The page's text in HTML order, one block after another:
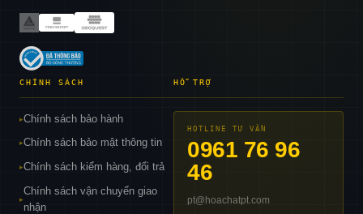
CHÍNH SÁCH
▸Chính sách bảo hành
▸Chính sách bảo mật thông tin
▸Chính sách kiểm hàng, đổi trả
▸
Chính sách vận chuyển giao
nhận
HỖ TRỢ
HOTLINE TƯ VẤN
0961 76 96
46
pt@hoachatpt.com